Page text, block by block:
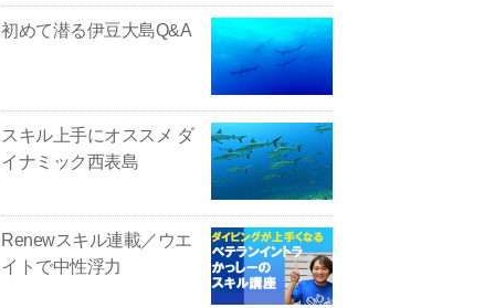
初めて潜る伊豆大島Q&A
スキル上手にオススメ ダ
イナミック西表島
Renewスキル連載／ウエ
イトで中性浮力